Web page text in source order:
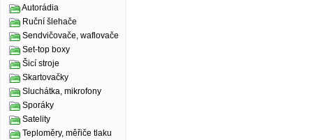
Autorádia
Ruční šlehače
Sendvičovače, waflovače
Set-top boxy
Šicí stroje
Skartovačky
Sluchátka, mikrofony
Sporáky
Satelity
Teploměry, měřiče tlaku